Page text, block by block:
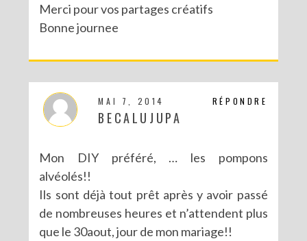
Merci pour vos partages créatifs
Bonne journee
RÉPONDRE
MAI 7, 2014
BECALUJUPA
Mon DIY préféré, … les pompons
alvéolés!!
Ils sont déjà tout prêt après y avoir passé
de nombreuses heures et n’attendent plus
que le 30aout, jour de mon mariage!!